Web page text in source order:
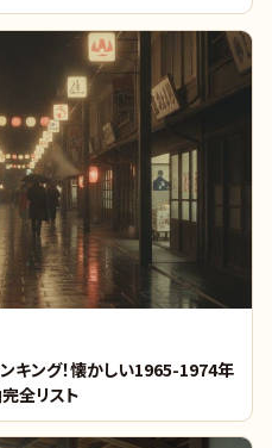
キング！懐かしい1965-1974年
全リスト